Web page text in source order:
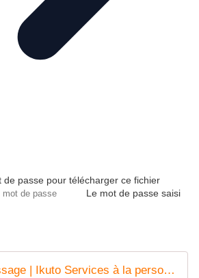
de passe pour télécharger ce fichier
Le mot de passe saisi
MEnage et repassage | Ikuto Services à la personne | Paris, 75013